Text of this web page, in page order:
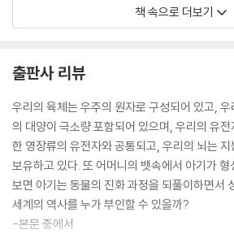
을 제시하기도 했습니다. “밀알 몇 개와 인간의
이것은 하나의 혁명입니다. 성 덕분에 자연은 유
었고 다양성이 폭발했습니다. 생물학적 진화라
다. 어디에도 가닿지 못한 자취들, 살아남지 못
은 시도들이 실패합니다. 자연은 거대한 규모로
로 만들어진 종이 적응을 하지 못하면, 그 종은
p.144
책 속으로 더보기
출판사 리뷰
우리의 육체는 우주의 원자로 구성되어 있고,
의 대양이 극소량 포함되어 있으며, 우리의 유
한 영장류의 유전자와 공통되고, 우리의 뇌는
보유하고 있다. 또 어머니의 뱃속에서 아기가
보면 아기는 동물의 진화 과정을 되풀이하면서
세계의 역사를 누가 부인할 수 있을까?
-본문 중에서